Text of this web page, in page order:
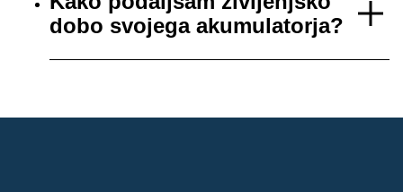
dobo svojega akumulatorja?